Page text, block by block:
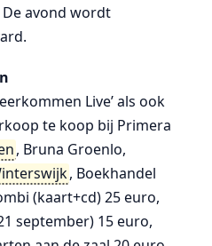
De avond wordt
Live’ als ook
te koop bij Primera
, Bruna Groenlo,
, Boekhandel
(kaart+cd) 25 euro,
september) 15 euro,